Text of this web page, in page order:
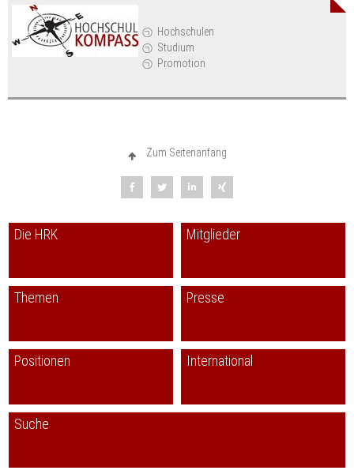
Hochschulen
Studium
Promotion
Zum Seitenanfang
Die HRK Mitglieder
Themen Presse
Positionen International
Suche